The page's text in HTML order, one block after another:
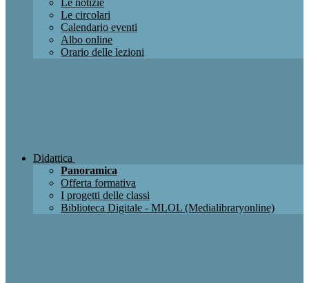
Le notizie
Le circolari
Calendario eventi
Albo online
Orario delle lezioni
Didattica
Panoramica
Offerta formativa
I progetti delle classi
Biblioteca Digitale - MLOL (Medialibraryonline)